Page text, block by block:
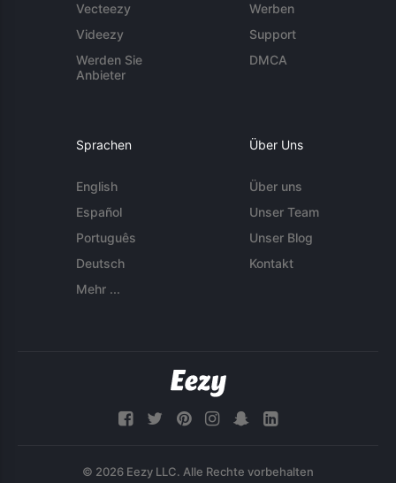
Vecteezy
Videezy
Werden Sie
Anbieter
Werben
Support
DMCA
Sprachen
English
Español
Português
Deutsch
Mehr ...
Über Uns
Über uns
Unser Team
Unser Blog
Kontakt
© 2026 Eezy LLC. Alle Rechte vorbehalten